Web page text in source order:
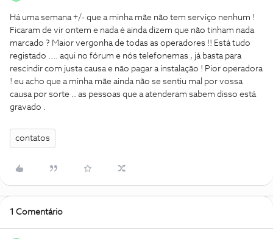
Há uma semana +/- que a minha mãe não tem serviço nenhum !
Ficaram de vir ontem e nada é ainda dizem que não tinham nada
marcado ? Maior vergonha de todas as operadores !! Está tudo
registado .... aqui no fórum e nós telefonemas , já basta para
rescindir com justa causa e não pagar a instalação ! Pior operadora
! eu acho que a minha mãe ainda não se sentiu mal por vossa
causa por sorte .. as pessoas que a atenderam sabem disso está
gravado .
contatos
1 Comentário